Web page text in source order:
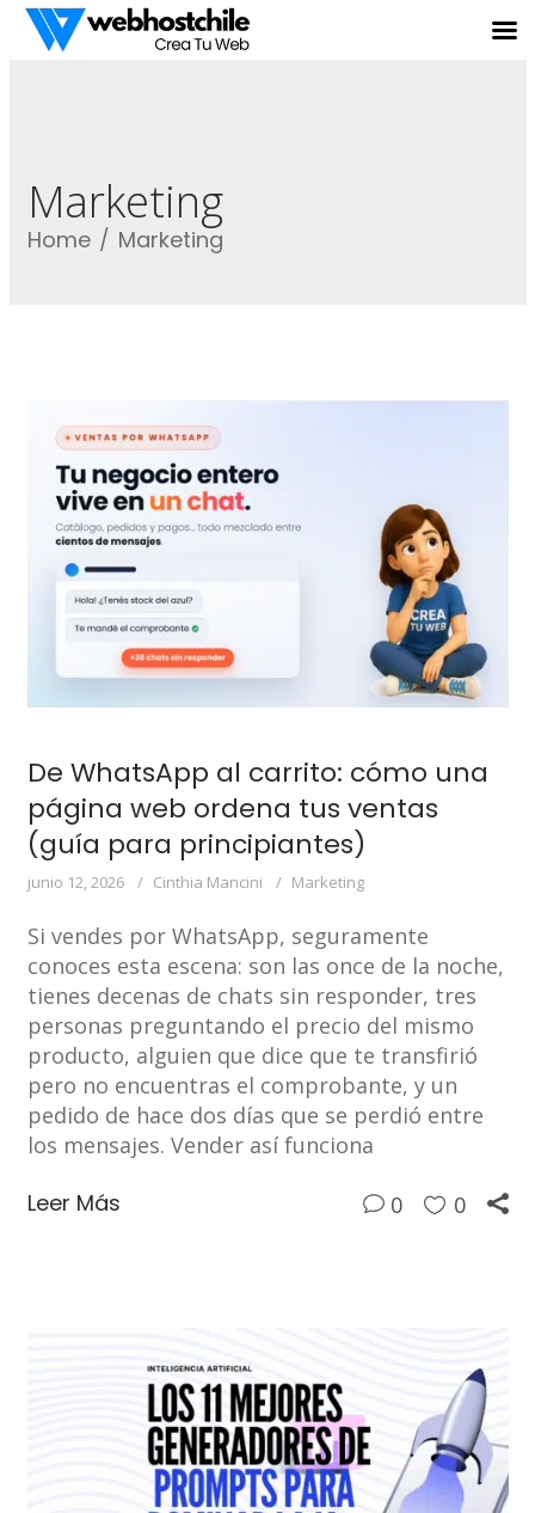
Marketing
Home Marketing
De WhatsApp al carrito: cómo una
página web ordena tus ventas
(guía para principiantes)
junio 12, 2026 Cinthia Mancini Marketing
Si vendes por WhatsApp, seguramente
conoces esta escena: son las once de la noche,
tienes decenas de chats sin responder, tres
personas preguntando el precio del mismo
producto, alguien que dice que te transfirió
pero no encuentras el comprobante, y un
pedido de hace dos días que se perdió entre
los mensajes. Vender así funciona
Leer Más 0 0